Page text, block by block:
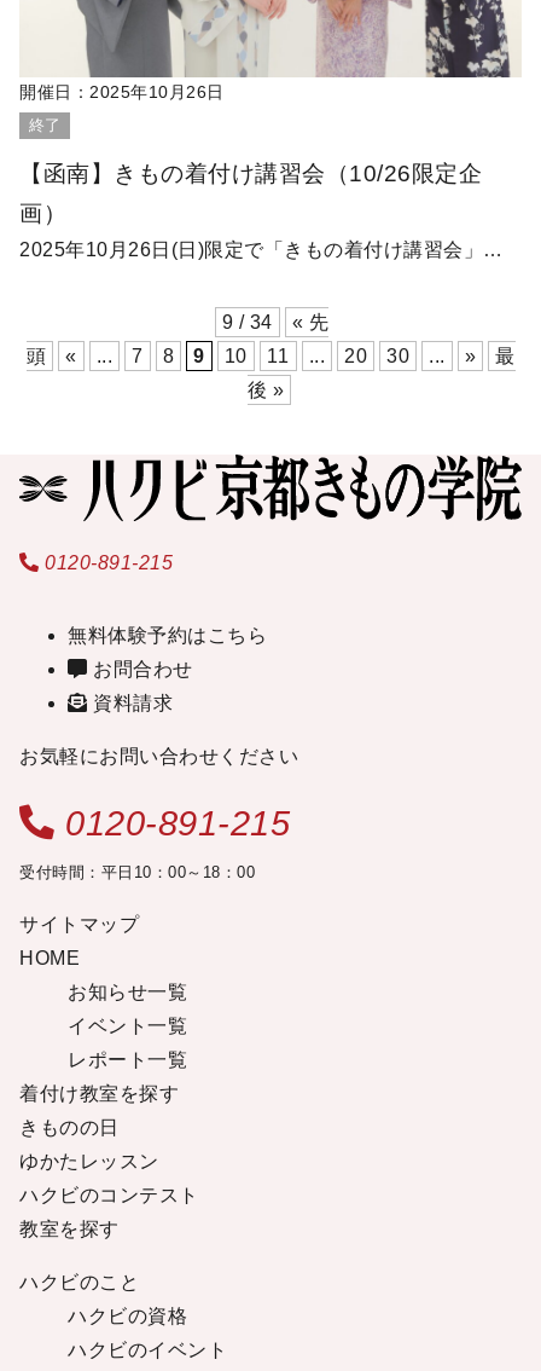
開催日： 2025年10月26日
終了
【函南】きもの着付け講習会（10/26限定企
画）
2025年10月26日(日)限定で「きもの着付け講習会」…
9 / 34
« 先
頭
« ... 7 8 9 10 11 ... 20 30 ... »
最
後 »
0120-891-215
無料体験予約はこちら
お問合わせ
資料請求
お気軽にお問い合わせください
0120-891-215
受付時間：平日10：00～18：00
サイトマップ
HOME
お知らせ一覧
イベント一覧
レポート一覧
着付け教室を探す
きものの日
ゆかたレッスン
ハクビのコンテスト
教室を探す
ハクビのこと
ハクビの資格
ハクビのイベント